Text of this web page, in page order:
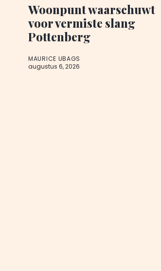
Woonpunt waarschuwt
voor vermiste slang
Pottenberg
MAURICE UBAGS
augustus 6, 2026